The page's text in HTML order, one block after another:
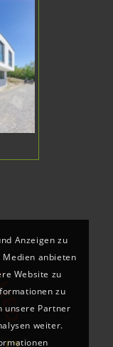
Anzeigen zu
anbieten
Website zu
zu
unsere Partner
weiter.